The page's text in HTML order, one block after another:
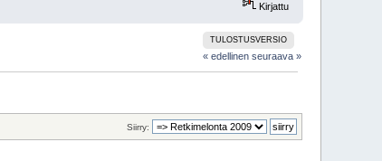
Kirjattu
TULOSTUSVERSIO
« edellinen seuraava »
Siirry: